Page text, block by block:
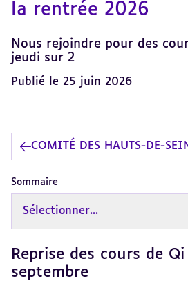
la rentrée 2026
Nous rejoindre pour des
jeudi sur 2
Publié le 25 juin 2026
COMITÉ DES HAUTS-DE-
Sommaire
Sélectionner...
Reprise des cours de
septembre
Revenir
au
sommaire